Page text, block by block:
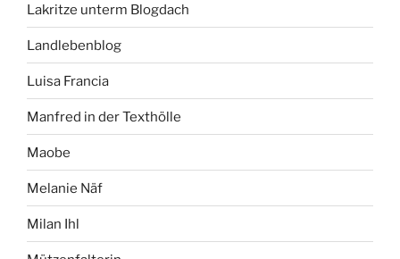
Lakritze unterm Blogdach
Landlebenblog
Luisa Francia
Manfred in der Texthölle
Maobe
Melanie Näf
Milan Ihl